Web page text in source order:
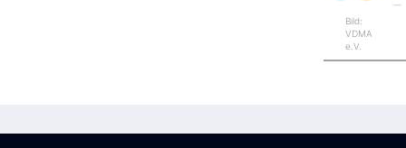
Bild:
VDMA
e.V.